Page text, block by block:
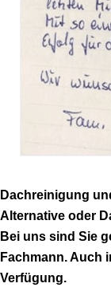
Dachreinigung
Alternative oder
Bei uns sind Sie
Fachmann. Auch
Verfügung.